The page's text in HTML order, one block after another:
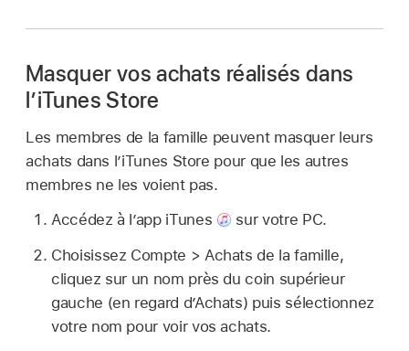
Masquer vos achats réalisés dans
l’iTunes Store
Les membres de la famille peuvent masquer leurs
achats dans l’iTunes Store pour que les autres
membres ne les voient pas.
Accédez à l’app iTunes
sur votre PC.
Choisissez Compte > Achats de la famille,
cliquez sur un nom près du coin supérieur
gauche (en regard d’Achats) puis sélectionnez
votre nom pour voir vos achats.